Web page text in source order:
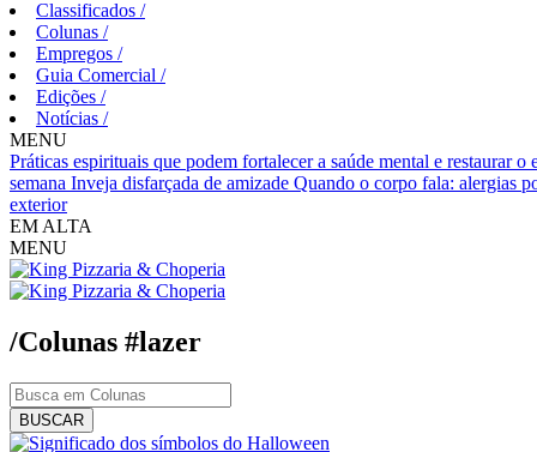
Classificados /
Colunas /
Empregos /
Guia Comercial /
Edições /
Notícias /
MENU
Práticas espirituais que podem fortalecer a saúde mental e restaurar
semana Inveja disfarçada de amizade Quando o corpo fala: alergias
exterior
EM ALTA
MENU
/Colunas #lazer
BUSCAR